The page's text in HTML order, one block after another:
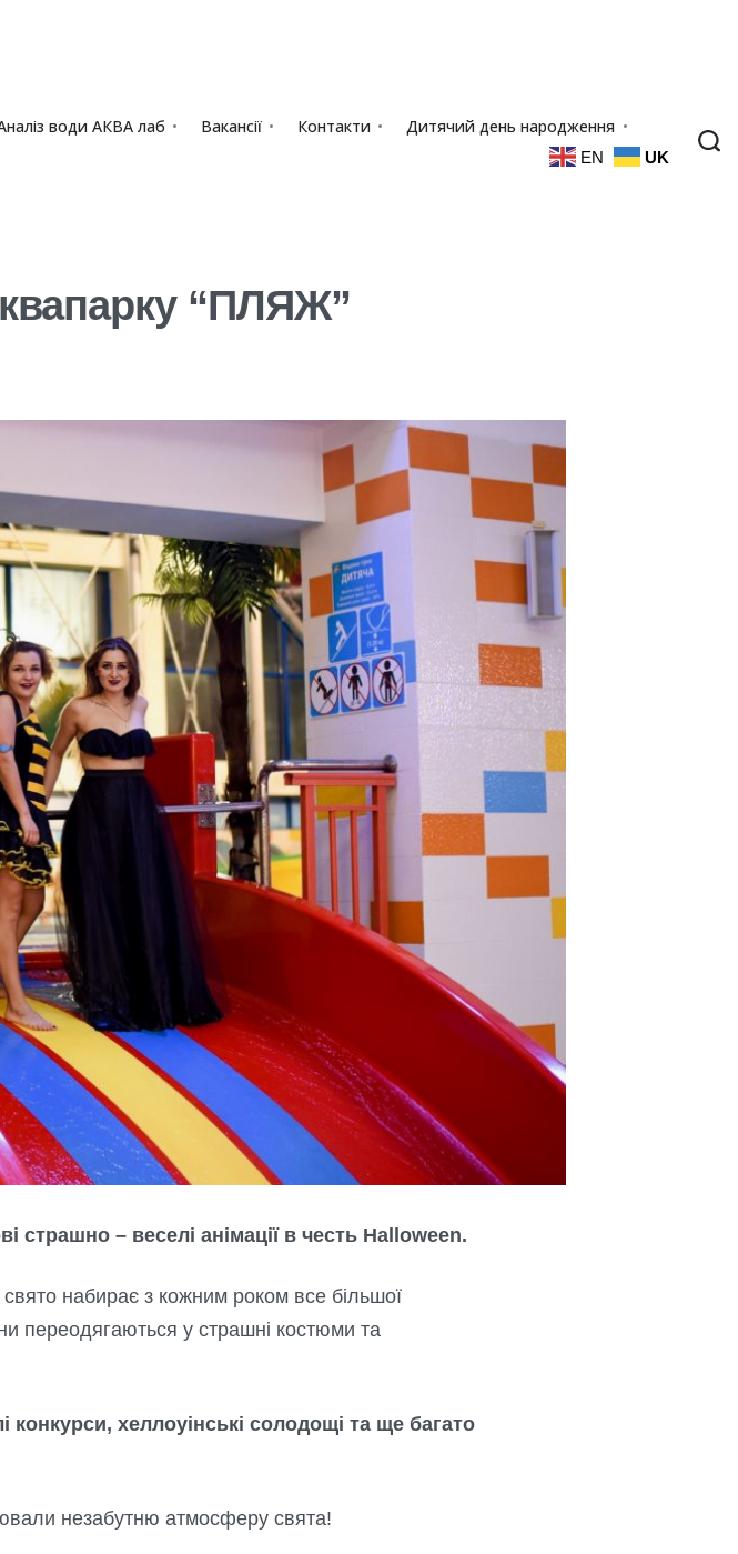
води АКВА лаб​ Вакансії Контакти Дитячий день народження
EN UK
“ПЛЯЖ”
страшно – веселі анімації в честь Halloween.
набирає з кожним роком все більшої
переодягаються у страшні костюми та
конкурси, хеллоуінські солодощі та ще багато
незабутню атмосферу свята!